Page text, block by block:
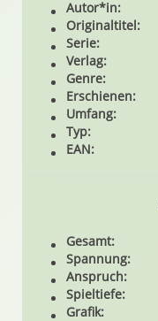
Autor*in:
Originaltitel:
Serie:
Verlag:
Genre:
Erschienen:
Umfang:
Typ:
EAN:
Gesamt:
Spannung:
Anspruch:
Spieltiefe:
Grafik: